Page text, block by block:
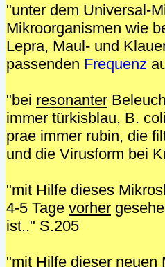
"unter dem Universal-
Mikroorganismen wie
Lepra, Maul- und
passenden Frequenz
"bei resonanter
immer türkisblau, B.
prae immer rubin, die
und die Virusform bei
"mit Hilfe dieses
4-5 Tage vorher
ist.." S.205
"mit Hilfe dieser neuen